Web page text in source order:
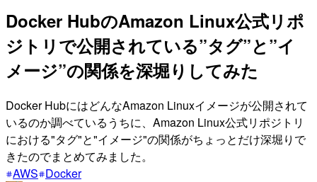
Docker HubのAmazon Linux公式リポ
ジトリで公開されている”タグ”と”イ
メージ”の関係を深堀りしてみた
Docker HubにはどんなAmazon Linuxイメージが公開されて
いるのか調べているうちに、Amazon Linux公式リポジトリ
における"タグ"と"イメージ"の関係がちょっとだけ深堀りで
きたのでまとめてみました。
AWS Docker